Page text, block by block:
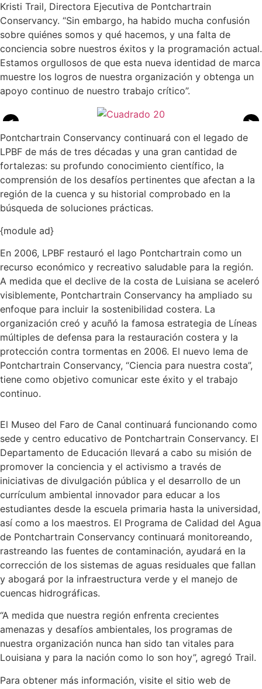
Kristi Trail, Directora Ejecutiva de Pontchartrain
Conservancy. “Sin embargo, ha habido mucha confusión
sobre quiénes somos y qué hacemos, y una falta de
conciencia sobre nuestros éxitos y la programación actual.
Estamos orgullosos de que esta nueva identidad de marca
muestre los logros de nuestra organización y obtenga un
apoyo continuo de nuestro trabajo crítico”.
<
>
Pontchartrain Conservancy continuará con el legado de
LPBF de más de tres décadas y una gran cantidad de
fortalezas: su profundo conocimiento científico, la
comprensión de los desafíos pertinentes que afectan a la
región de la cuenca y su historial comprobado en la
búsqueda de soluciones prácticas.
{module ad}
En 2006, LPBF restauró el lago Pontchartrain como un
recurso económico y recreativo saludable para la región.
A medida que el declive de la costa de Luisiana se aceleró
visiblemente, Pontchartrain Conservancy ha ampliado su
enfoque para incluir la sostenibilidad costera. La
organización creó y acuñó la famosa estrategia de Líneas
múltiples de defensa para la restauración costera y la
protección contra tormentas en 2006. El nuevo lema de
Pontchartrain Conservancy, “Ciencia para nuestra costa”,
tiene como objetivo comunicar este éxito y el trabajo
continuo.
El Museo del Faro de Canal continuará funcionando como
sede y centro educativo de Pontchartrain Conservancy. El
Departamento de Educación llevará a cabo su misión de
promover la conciencia y el activismo a través de
iniciativas de divulgación pública y el desarrollo de un
currículum ambiental innovador para educar a los
estudiantes desde la escuela primaria hasta la universidad,
así como a los maestros. El Programa de Calidad del Agua
de Pontchartrain Conservancy continuará monitoreando,
rastreando las fuentes de contaminación, ayudará en la
corrección de los sistemas de aguas residuales que fallan
y abogará por la infraestructura verde y el manejo de
cuencas hidrográficas.
“A medida que nuestra región enfrenta crecientes
amenazas y desafíos ambientales, los programas de
nuestra organización nunca han sido tan vitales para
Louisiana y para la nación como lo son hoy”, agregó Trail.
Para obtener más información, visite el sitio web de